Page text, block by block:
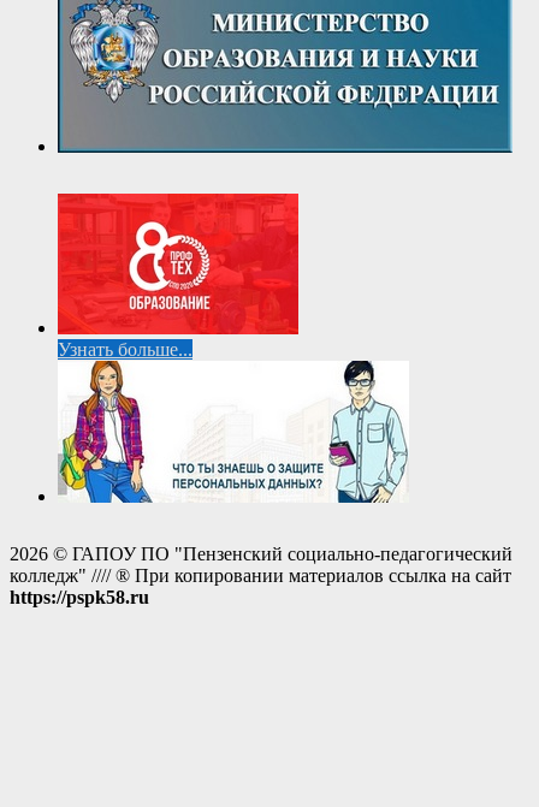
Узнать больше...
2026 © ГАПОУ ПО "Пензенский социально-педагогический
колледж" //// ® При копировании материалов ссылка на сайт
https://pspk58.ru